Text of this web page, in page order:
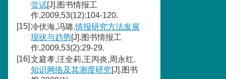
尝试[J].图书情报工
作,2009,53(12):104-120.
[15] 冷伏海,冯璐.情报研究方法发展
现状与趋势[J].图书情报工
作,2009,53(2):29-29.
[16] 文庭孝,汪全莉,王丙炎,周永红.
知识网络及其测度研究[J].图书